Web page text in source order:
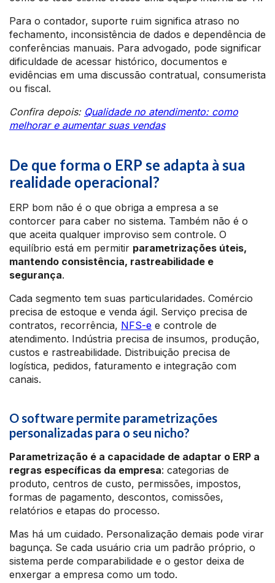
Para o contador, suporte ruim significa atraso no
fechamento, inconsistência de dados e dependência de
conferências manuais. Para advogado, pode significar
dificuldade de acessar histórico, documentos e
evidências em uma discussão contratual, consumerista
ou fiscal.
Confira depois: Qualidade no atendimento: como
melhorar e aumentar suas vendas
De que forma o ERP se adapta à sua
realidade operacional?
ERP bom não é o que obriga a empresa a se
contorcer para caber no sistema. Também não é o
que aceita qualquer improviso sem controle. O
equilíbrio está em permitir parametrizações úteis,
mantendo consistência, rastreabilidade e
segurança.
Cada segmento tem suas particularidades. Comércio
precisa de estoque e venda ágil. Serviço precisa de
contratos, recorrência, NFS-e e controle de
atendimento. Indústria precisa de insumos, produção,
custos e rastreabilidade. Distribuição precisa de
logística, pedidos, faturamento e integração com
canais.
O software permite parametrizações
personalizadas para o seu nicho?
Parametrização é a capacidade de adaptar o ERP a
regras específicas da empresa: categorias de
produto, centros de custo, permissões, impostos,
formas de pagamento, descontos, comissões,
relatórios e etapas do processo.
Mas há um cuidado. Personalização demais pode virar
bagunça. Se cada usuário cria um padrão próprio, o
sistema perde comparabilidade e o gestor deixa de
enxergar a empresa como um todo.